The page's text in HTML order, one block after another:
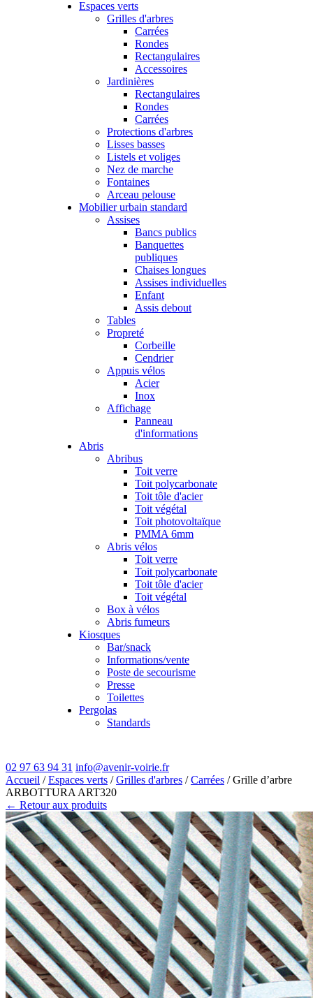
Espaces verts
Grilles d'arbres
Carrées
Rondes
Rectangulaires
Accessoires
Jardinières
Rectangulaires
Rondes
Carrées
Protections d'arbres
Lisses basses
Listels et voliges
Nez de marche
Fontaines
Arceau pelouse
Mobilier urbain standard
Assises
Bancs publics
Banquettes
publiques
Chaises longues
Assises individuelles
Enfant
Assis debout
Tables
Propreté
Corbeille
Cendrier
Appuis vélos
Acier
Inox
Affichage
Panneau
d'informations
Abris
Abribus
Toit verre
Toit polycarbonate
Toit tôle d'acier
Toit végétal
Toit photovoltaïque
PMMA 6mm
Abris vélos
Toit verre
Toit polycarbonate
Toit tôle d'acier
Toit végétal
Box à vélos
Abris fumeurs
Kiosques
Bar/snack
Informations/vente
Poste de secourisme
Presse
Toilettes
Pergolas
Standards
02 97 63 94 31 info@avenir-voirie.fr
Accueil /Espaces verts /Grilles d'arbres /Carrées / Grille d’arbre
ARBOTTURA ART320
← Retour aux produits